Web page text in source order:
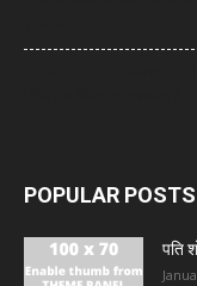
POPULAR POSTS
पति